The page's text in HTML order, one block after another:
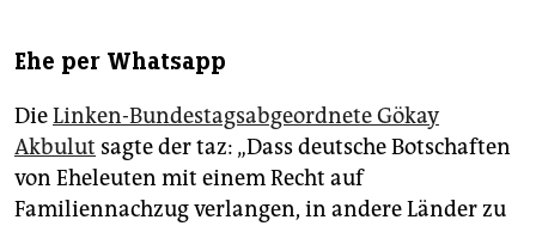
Ehe per Whatsapp
DieLinken-Bundestagsabgeordnete Gökay
Akbulut sagte der taz: „Dass deutsche Botschaften
von Eheleuten mit einem Recht auf
Familiennachzug verlangen, in andere Länder zu